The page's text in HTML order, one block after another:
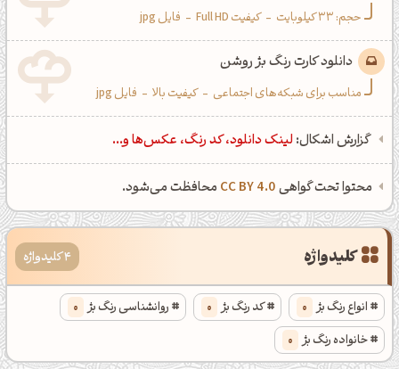
حجم: 33 کیلوبایت - کیفیت Full HD - فایل jpg
دانلود کارت رنگ بژ روشن
مناسب برای شبکه‌های اجتماعی - کیفیت بالا - فایل jpg
گزارش اشکال: لینک دانلود، کد رنگ، عکس‌ها و...
محتوا تحت گواهیCC BY 4.0 محافظت می‌شود.
کلیدواژه 4 کلیدواژه
انواع رنگ بژ 0 کد رنگ بژ 0 روانشناسی رنگ بژ 0
خانواده رنگ بژ 0